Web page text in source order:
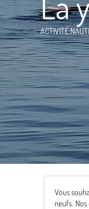
ACTIVITÉ
Vous
neufs.